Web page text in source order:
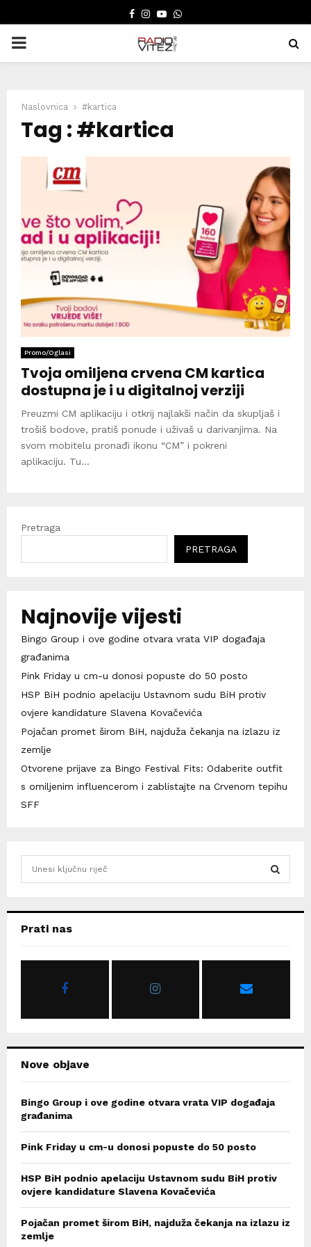
FACEBOOK
INSTAGRAM
YOUTUBE
WHATSAPP
PRIMARY
Naslovnica #kartica
Tag : #kartica
Promo/Oglasi
Tvoja omiljena crvena CM kartica
dostupna je i u digitalnoj verziji
Preuzmi CM aplikaciju i otkrij najlakši način da skupljaš i
trošiš bodove, pratiš ponude i uživaš u darivanjima. Na
svom mobitelu pronađi ikonu “CM” i pokreni
aplikaciju. Tu...
Pretraga
PRETRAGA
Najnovije vijesti
Bingo Group i ove godine otvara vrata VIP događaja
građanima
Pink Friday u cm-u donosi popuste do 50 posto
HSP BiH podnio apelaciju Ustavnom sudu BiH protiv
ovjere kandidature Slavena Kovačevića
Pojačan promet širom BiH, najduža čekanja na izlazu iz
zemlje
Otvorene prijave za Bingo Festival Fits: Odaberite outfit
s omiljenim influencerom i zablistajte na Crvenom tepihu
SFF
hPrati nas
Nove objave
Bingo Group i ove godine otvara vrata VIP događaja
građanima
Pink Friday u cm-u donosi popuste do 50 posto
HSP BiH podnio apelaciju Ustavnom sudu BiH protiv
ovjere kandidature Slavena Kovačevića
Pojačan promet širom BiH, najduža čekanja na izlazu iz
zemlje